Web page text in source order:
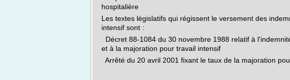
hospitalière
Les textes législatifs qui régissent le versement des
intensif sont :
Décret 88-1084 du 30 novembre 1988 relatif à
et à la majoration pour travail intensif
Arrêté du 20 avril 2001 fixant le taux de la majoration